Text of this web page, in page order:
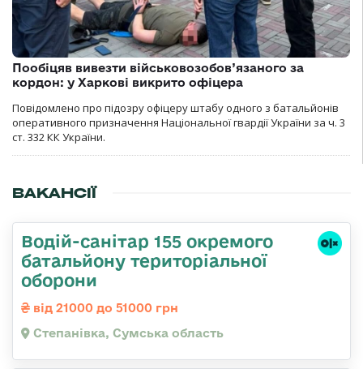
Пообіцяв вивезти військовозобов’язаного за
кордон: у Харкові викрито офіцера
Повідомлено про підозру офіцеру штабу одного з батальйонів
оперативного призначення Національної гвардії України за ч. 3
ст. 332 КК України.
ВАКАНСІЇ
Водій-санітар 155 окремого
батальйону територіальної
оборони
від 21000 до 51000 грн
Степанівка, Сумська область